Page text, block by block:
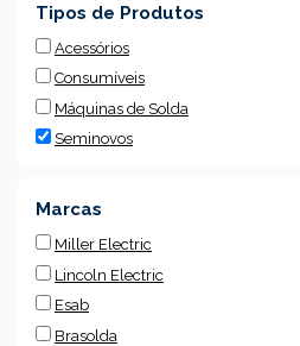
Tipos de Produtos
Acessórios
Consumíveis
Máquinas de Solda
Seminovos
Marcas
Miller Electric
Lincoln Electric
Esab
Brasolda